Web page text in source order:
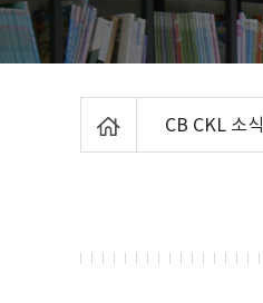
CB CKL 소식